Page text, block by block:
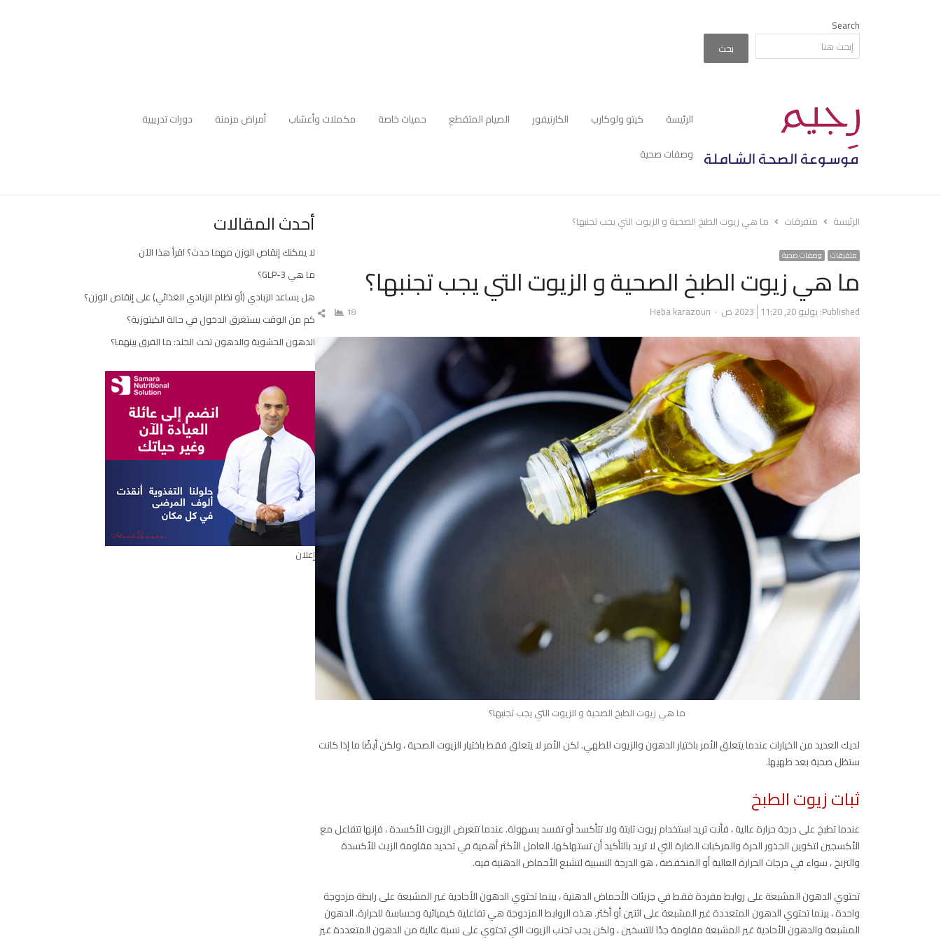
Search
بحث
الرئيسة كيتو ولوكارب الكارنيفور الصيام المتقطع حميات خاصة مكملات وأعشاب أمراض مزمنة
دورات تدريبية
وصفات صحية
الرئيسة متفرقات ما هي زيوت الطبخ الصحية و الزيوت التي يجب تجنبها؟
متفرقات وصفات صحية
ما هي زيوت الطبخ الصحية و الزيوت التي يجب تجنبها؟
Published: يوليو 20, 2023 11:20 ص Author
Heba karazoun
18
شارك
المقال
ما هي زيوت الطبخ الصحية و الزيوت التي يجب تجنبها؟
لديك العديد من الخيارات عندما يتعلق الأمر باختيار الدهون والزيوت للطهي. لكن الأمر لا يتعلق فقط باختيار الزيوت الصحية ، ولكن أيضًا ما إذا كانت
ستظل صحية بعد طهيها.
ثبات زيوت الطبخ
عندما تطبخ على درجة حرارة عالية ، فأنت تريد استخدام زيوت ثابتة ولا تتأكسد أو تفسد بسهولة. عندما تتعرض الزيوت للأكسدة ، فإنها تتفاعل مع
الأكسجين لتكوين الجذور الحرة والمركبات الضارة التي لا تريد بالتأكيد أن تستهلكها. العامل الأكثر أهمية في تحديد مقاومة الزيت للأكسدة
والتزنخ ، سواء في درجات الحرارة العالية أو المنخفضة ، هو الدرجة النسبية لتشبع الأحماض الدهنية فيه.
تحتوي الدهون المشبعة على روابط مفردة فقط في جزيئات الأحماض الدهنية ، بينما تحتوي الدهون الأحادية غير المشبعة على رابطة مزدوجة
واحدة ، بينما تحتوي الدهون المتعددة غير المشبعة على اثنين أو أكثر. هذه الروابط المزدوجة هي تفاعلية كيميائية وحساسة للحرارة. الدهون
المشبعة والدهون الأحادية غير المشبعة مقاومة جدًا للتسخين ، ولكن يجب تجنب الزيوت التي تحتوي على نسبة عالية من الدهون المتعددة غير
أحدث المقالات
لا يمكنك إنقاص الوزن مهما حدث؟ اقرأ هذا الآن
ما هي GLP-3؟
هل يساعد الزبادي (أو نظام الزبادي الغذائي) على إنقاص الوزن؟
كم من الوقت يستغرق الدخول في حالة الكيتوزية؟
الدهون الحشوية والدهون تحت الجلد: ما الفرق بينهما؟
إعلان